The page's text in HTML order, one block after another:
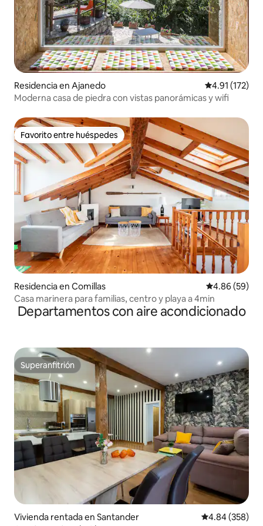
Residencia en Ajanedo Calificación
4.91 (172)
Moderna casa de piedra con vistas panorámicas y wifi
Favorito entre huéspedes
Favorito entre huéspedes
Residencia en Comillas Calificación
4.86 (59)
Casa marinera para familias, centro y playa a 4min
Departamentos con aire acondicionado
Superanfitrión
Superanfitrión
Vivienda rentada en Santander Calificación
4.84 (358)